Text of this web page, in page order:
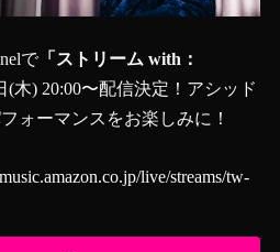
で「ストリーム with：
(木) 20:00〜配信決定！アシッド
ォーマンスをお楽しみに！
live/streams/tw-